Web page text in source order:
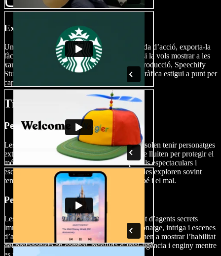
Exporta la teva pel·lícula
Un cop tinguis enllestida la teva obra carregada d’acció, exporta-la
fàcilment per compartir-la amb el món. Tant si la vols mostrar a les
xarxes socials com si somies amb una superproducció, Speechify
Studio s’assegura que la teva visió cinematogràfica estigui a punt per
captivar el públic.
Tipus de pel·lícules d'acció
Pel·lícules d’acció de superherois
Les superproduccions d'acció de superherois solen tenir personatges
extraordinaris amb poders fora del normal que lluiten per protegir el
món d'enemics temibles. Amb efectes especials espectaculars i
escenes de combat intenses, aquestes pel·lícules exploren sovint
temes d’heroisme, identitat i la lluita entre el bé i el mal.
Pel·lícules d’acció d'espies
Les pel·lícules d'acció d'espies giren al voltant d’agents secrets
immersos en missions d’alt risc plenes d'espionatge, intriga i escenes
d’acció intenses. Aquestes pel·lícules acostumen a mostrar l’habilitat
del protagonista en combat, recollida d’intel·ligència i enginy mentre